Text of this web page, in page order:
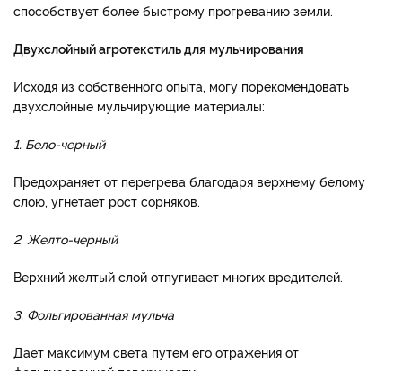
способствует более быстрому прогреванию земли.
Двухслойный агротекстиль для мульчирования
Исходя из собственного опыта, могу порекомендовать
двухслойные мульчирующие материалы:
1. Бело-черный
Предохраняет от перегрева благодаря верхнему белому
слою, угнетает рост сорняков.
2. Желто-черный
Верхний желтый слой отпугивает многих вредителей.
3. Фольгированная мульча
Дает максимум света путем его отражения от